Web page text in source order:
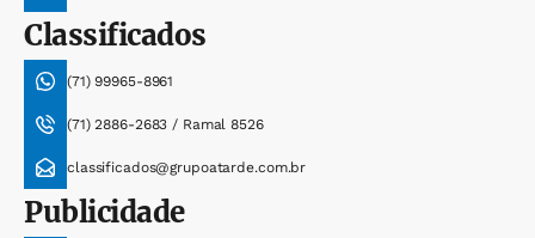
Classificados
(71) 99965-8961
(71) 2886-2683 / Ramal 8526
classificados@grupoatarde.com.br
Publicidade